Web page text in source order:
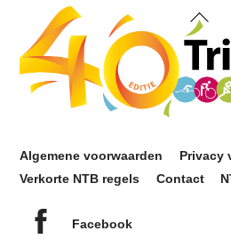
Back
To
Top
Algemene voorwaarden
Privacy
Verkorte NTB regels
Contact
Facebook